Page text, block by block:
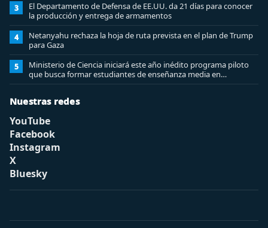
3
El Departamento de Defensa de EE.UU. da 21 días para conocer
la producción y entrega de armamentos
4
Netanyahu rechaza la hoja de ruta prevista en el plan de Trump
para Gaza
5
Ministerio de Ciencia iniciará este año inédito programa piloto
que busca formar estudiantes de enseñanza media en
ciberseguridad
Nuestras redes
YouTube
Facebook
Instagram
X
Bluesky